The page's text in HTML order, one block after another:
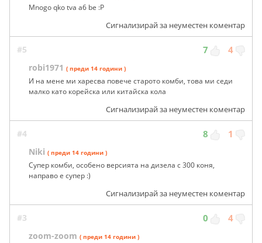
Mnogo qko tva a6 be :P
Сигнализирай за неуместен коментар
#5 7 4
robi1971 ( преди 14 години )
И на мене ми харесва повече старото комби, това ми седи
малко като корейска или китайска кола
Сигнализирай за неуместен коментар
#4 8 1
Niki ( преди 14 години )
Супер комби, особено версията на дизела с 300 коня,
направо е супер :)
Сигнализирай за неуместен коментар
#3 0 4
zoom-zoom ( преди 14 години )